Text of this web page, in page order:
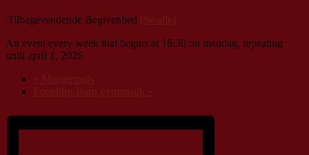
|Tilbagevendende Begivenhed
An event every week that begins at 16:30 on mandag, repeating
until april 1, 2026